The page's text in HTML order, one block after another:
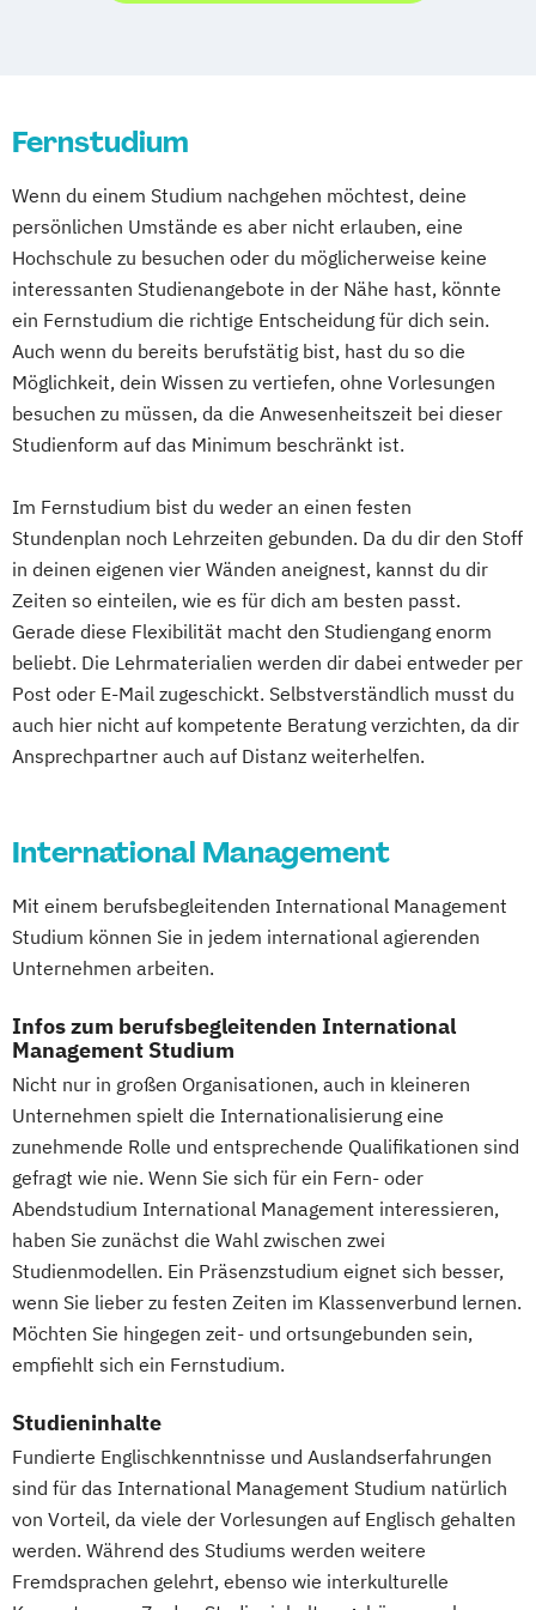
Digitale Transformation
E-Commerce Elektrotechnik
Engineering (DE/EN)
Engineering Management (DE/EN)
Entrepreneurship (DE/EN)
Ergotherapie
Ernährungswissenschaften
Eventmanagement
Facility Management
Finance
Accounting und Taxation (DE/EN)
Finanzmanagement für Bankkaufleute
Fintech Fitnessökonomie Game Design
Gartenbau General Management
Gerontologie
Gesundheits- und Pflegepädagogik
Gesundheitsmanagement
Gesundheitspsychologie
Gesundheitspädagogik
Growth Hacking for Entrepreneurs (DE/EN)
Heilpädagogik und Inklusion
Heilpädagogik/Inklusionspädagogik
Hotelmanagement (DE/EN)
Immobilienmanagement für
Immobilienkaufleute
Immobilienwirtschaft Informatik
Information Technology Management
(DE/EN)
Innovation and Entrepreneurship (DE/EN)
International Healthcare Management
(DE/EN)
International Management (DE/EN)
Internationales Marketing
Journalismus und digitale Kommunikation
Kindheitspädagogik
Kindheitspädagogik für Erzieher:innen
Kommunikationsdesign
Kommunikationspsychologie
Kultur- und Medienpädagogik
Leitungshandeln in der Pädagogik
Betriebswirtschaft
Betriebswirtschaft und
Gesundheitsmanagement
Betriebswirtschaft und Hotelmanagement
Betriebswirtschaft und Interkulturelle
Kommunikation
Betriebswirtschaft und
Personalmanagement
Betriebswirtschaft und Sozialmanagement
Betriebswirtschaft und Sportmanagement
Business Administration
Business Management (EN)
Business and Organizational Development
Corporate Brand Management
Data Science und Analytics
Design Management
Digital Business Management
Digital Health Management
Erwachsenenbildung und Digitalisierung
Executive MBA für Ärztinnen und Ärzte
Finance Accounting
Controlling & Taxation
Gesundheitspsychologie im Online-
Global Business Administration (EN)
Inklusion und Teilhabe
Innovation und Zukunftsforschung
Integrative Lerntherapie
Kommunikation und Content Creation
Kommunikation und Medienmanagement
Kommunikationsdesign
Lebensmittelmanagement und -
technologie
Lerntherapie
Management
Management im Gesundheitswesen
Medien- und Kommunikationsmanagement
Mediendesign
Frühpädagogik (berufsbegleitender
Kunststofftechnik
Medienpädagogik (berufsbegleitender
Teilzeitstudiengang)
Technik- und Unternehmensmanagement
Technische Betriebswirtschaft
Wirtschaftsrecht
Fernstudium
Wenn du einem Studium nachgehen möchtest, deine
persönlichen Umstände es aber nicht erlauben, eine
Hochschule zu besuchen oder du möglicherweise keine
interessanten Studienangebote in der Nähe hast, könnte
ein Fernstudium die richtige Entscheidung für dich sein.
Auch wenn du bereits berufstätig bist, hast du so die
Möglichkeit, dein Wissen zu vertiefen, ohne Vorlesungen
besuchen zu müssen, da die Anwesenheitszeit bei dieser
Studienform auf das Minimum beschränkt ist.
Im Fernstudium bist du weder an einen festen
Stundenplan noch Lehrzeiten gebunden. Da du dir den Stoff
in deinen eigenen vier Wänden aneignest, kannst du dir
Zeiten so einteilen, wie es für dich am besten passt.
Gerade diese Flexibilität macht den Studiengang enorm
beliebt. Die Lehrmaterialien werden dir dabei entweder per
Post oder E-Mail zugeschickt. Selbstverständlich musst du
auch hier nicht auf kompetente Beratung verzichten, da dir
Ansprechpartner auch auf Distanz weiterhelfen.
International Management
Mit einem berufsbegleitenden International Management
Studium können Sie in jedem international agierenden
Unternehmen arbeiten.
Infos zum berufsbegleitenden International
Management Studium
Nicht nur in großen Organisationen, auch in kleineren
Unternehmen spielt die Internationalisierung eine
zunehmende Rolle und entsprechende Qualifikationen sind
gefragt wie nie. Wenn Sie sich für ein Fern- oder
Abendstudium International Management interessieren,
haben Sie zunächst die Wahl zwischen zwei
Studienmodellen. Ein Präsenzstudium eignet sich besser,
wenn Sie lieber zu festen Zeiten im Klassenverbund lernen.
Möchten Sie hingegen zeit- und ortsungebunden sein,
empfiehlt sich ein Fernstudium.
Studieninhalte
Fundierte Englischkenntnisse und Auslandserfahrungen
sind für das International Management Studium natürlich
von Vorteil, da viele der Vorlesungen auf Englisch gehalten
werden. Während des Studiums werden weitere
Fremdsprachen gelehrt, ebenso wie interkulturelle